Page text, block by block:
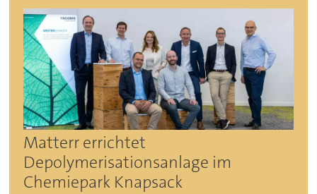
Matterr errichtet
Depolymerisationsanlage im
Chemiepark Knapsack